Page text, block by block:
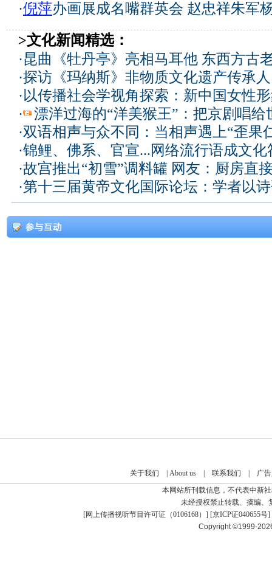
·倪萍办画展成名嘴群英会 赵忠祥朱军
>文化新闻精选：
·昆曲《牡丹亭》亮相马耳他 东西方古
·探访《玛纳斯》非物质文化遗产传承
·以传播社会学视角探索：新中国女性
·
漂洋过海的“洋美猴王”：把京剧唱给
·双语相声与众不同：当相声遇上“歪果
·锦鲤、佛系、官宣...网络流行语成文化
·故宫推出“初雪”调料罐 网友：厨房直
·第十三届黄帝文化国际论坛：学者以
关于我们 About us| 联系我们
广
本网站所刊载信息，不代表中新
未经授权禁止转载、摘编、
[网上传播视听节目许可证（0106168） ] [京ICP证040655号]
Copyright ©1999-